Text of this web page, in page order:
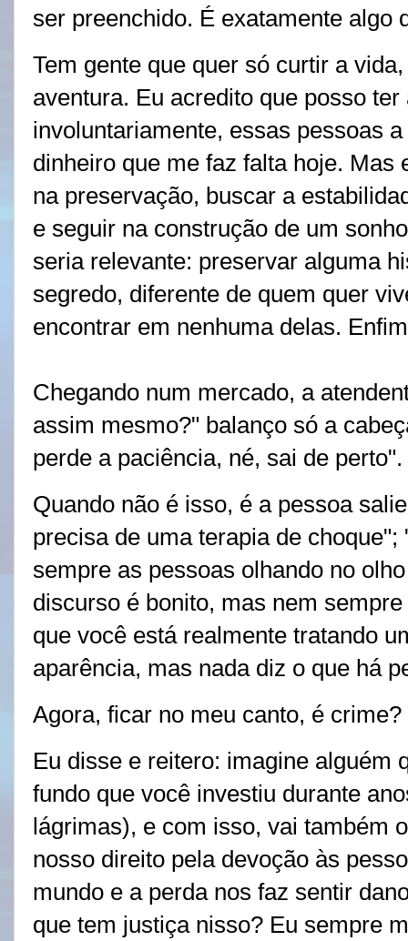
ser preenchido. É exatamente algo
Tem gente que quer só curtir a
aventura. Eu acredito que posso
involuntariamente, essas pessoas
dinheiro que me faz falta hoje. Mas
na preservação, buscar a
e seguir na construção de um
seria relevante: preservar alguma
segredo, diferente de quem quer
encontrar em nenhuma delas.
Chegando num mercado, a
assim mesmo?" balanço só a
perde a paciência, né, sai de perto".
Quando não é isso, é a pessoa
precisa de uma terapia de
sempre as pessoas olhando no
discurso é bonito, mas nem
que você está realmente tratando
aparência, mas nada diz o que há
Agora, ficar no meu canto, é
Eu disse e reitero: imagine alguém
fundo que você investiu durante
lágrimas), e com isso, vai também
nosso direito pela devoção às
mundo e a perda nos faz sentir
que tem justiça nisso? Eu sempre